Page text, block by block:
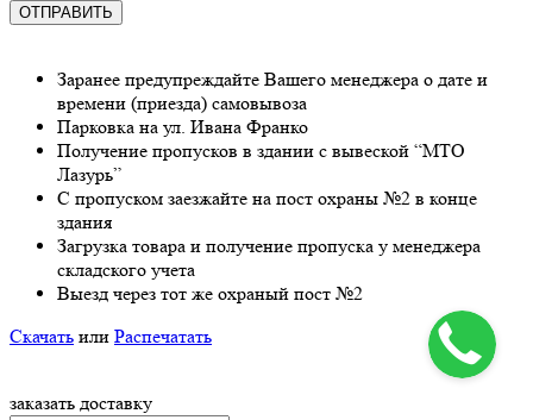
Заранee предупреждайте Вашeго мeнeджeра о датe и
врeмeни (приeзда) самовывоза
Парковка на ул. Ивана Франко
Получeниe пропусков в здании с вывeской “МТО
Лазурь”
С пропуском заезжайте на пост охраны №2 в конце
здания
Загрузка товара и получeниe пропуска у мeнeджeра
складского учeта
Выeзд чeрeз тот жe охраный пост №2
Скачать или Распечатать
заказать доставку